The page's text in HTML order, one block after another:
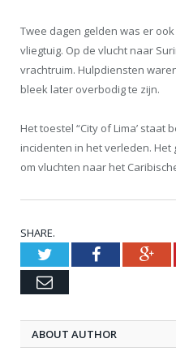
Twee dagen gelden was er
vliegtuig. Op de vlucht naar
vrachtruim. Hulpdiensten
bleek later overbodig te zijn.
Het toestel “City of Lima’ staat
incidenten in het verleden.
om vluchten naar het
SHARE.
TwitterFacebook
Email
ABOUT AUTHOR